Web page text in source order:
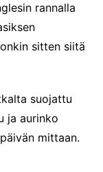
rannalla
sitten siitä
suojattu
ja aurinko
mittaan.